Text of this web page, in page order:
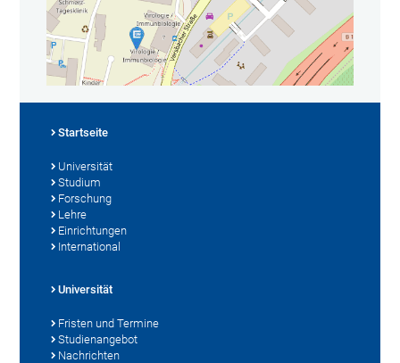
Startseite
Universität
Studium
Forschung
Lehre
Einrichtungen
International
Universität
Fristen und Termine
Studienangebot
Nachrichten